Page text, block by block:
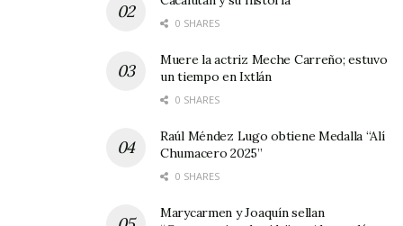
0 SHARES
Muere la actriz Meche Carreño; estuvo
un tiempo en Ixtlán
0 SHARES
Raúl Méndez Lugo obtiene Medalla “Alí
Chumacero 2025”
0 SHARES
Marycarmen y Joaquín sellan